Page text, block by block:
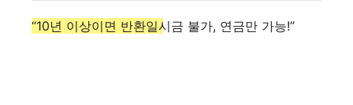
“10년 이상이면 반환일시금 불가, 연금만 가능!”